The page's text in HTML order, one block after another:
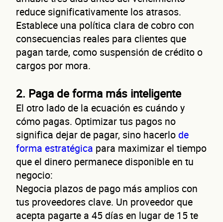
reduce significativamente los atrasos.
Establece una política clara de cobro con
consecuencias reales para clientes que
pagan tarde, como suspensión de crédito o
cargos por mora.
2. Paga de forma más inteligente
El otro lado de la ecuación es cuándo y
cómo pagas. Optimizar tus pagos no
significa dejar de pagar, sino hacerlo de
forma estratégica para maximizar el tiempo
que el dinero permanece disponible en tu
negocio:
Negocia plazos de pago más amplios con
tus proveedores clave. Un proveedor que
acepta pagarte a 45 días en lugar de 15 te